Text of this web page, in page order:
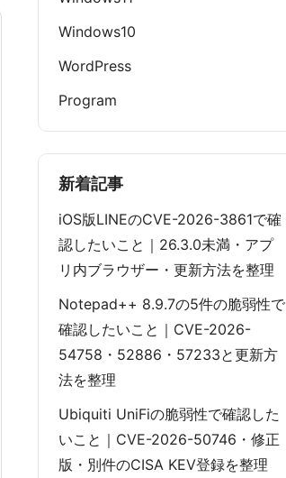
Windows10
WordPress
Program
新着記事
iOS版LINEのCVE-2026-3861で確
認したいこと｜26.3.0未満・アプ
リ内ブラウザー・更新方法を整理
Notepad++ 8.9.7の5件の脆弱性で
確認したいこと｜CVE-2026-
54758・52886・57233と更新方
法を整理
Ubiquiti UniFiの脆弱性で確認した
いこと｜CVE-2026-50746・修正
版・別件のCISA KEV登録を整理